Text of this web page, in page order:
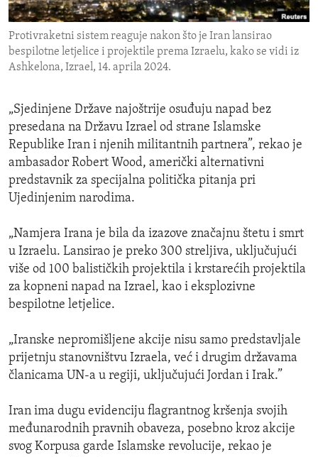
ENVIRONMENT AND HEALTH
IDEALS AND INSTITUTIONS
Protivraketni sistem reaguje nakon što je Iran lansirao
bespilotne letjelice i projektile prema Izraelu, kako se vidi iz
Ashkelona, Izrael, 14. aprila 2024.
„Sjedinjene Države najoštrije osuđuju napad bez
presedana na Državu Izrael od strane Islamske
Republike Iran i njenih militantnih partnera”, rekao je
ambasador Robert Wood, američki alternativni
predstavnik za specijalna politička pitanja pri
Ujedinjenim narodima.
„Namjera Irana je bila da izazove značajnu štetu i smrt
u Izraelu. Lansirao je preko 300 streljiva, uključujući
više od 100 balističkih projektila i krstarećih projektila
za kopneni napad na Izrael, kao i eksplozivne
bespilotne letjelice.
„Iranske nepromišljene akcije nisu samo predstavljale
prijetnju stanovništvu Izraela, već i drugim državama
članicama UN-a u regiji, uključujući Jordan i Irak.”
Iran ima dugu evidenciju flagrantnog kršenja svojih
međunarodnih pravnih obaveza, posebno kroz akcije
svog Korpusa garde Islamske revolucije, rekao je